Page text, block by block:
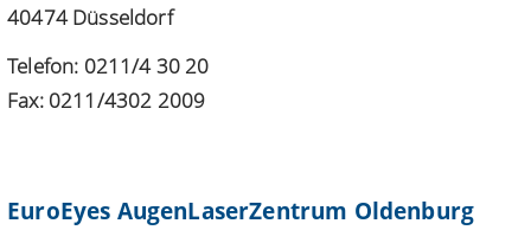
40474 Düsseldorf
Telefon: 0211/4 30 20
Fax: 0211/4302 2009
EuroEyes AugenLaserZentrum Oldenburg